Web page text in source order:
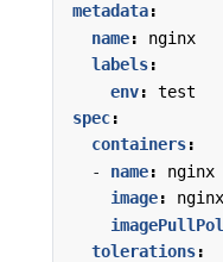
metadata:
name:
nginx
labels:
env:
test
spec:
containers:
- name:
nginx
image:
nginx
tolerations: